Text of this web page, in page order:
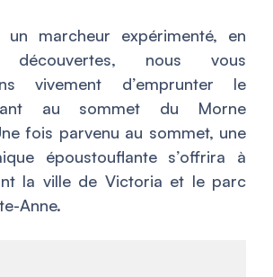
marcheur expérimenté, en
nous vous
vivement d’emprunter le
au sommet du Morne
fois parvenu au sommet, une
époustouflante s’offrira à
la ville de Victoria et le parc
Anne.